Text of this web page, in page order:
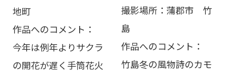
地町
作品へのコメント：
今年は例年よりサクラ
の開花が遅く手筒花火
撮影場所：蒲郡市 竹
島
作品へのコメント：
竹島冬の風物詩のカモ